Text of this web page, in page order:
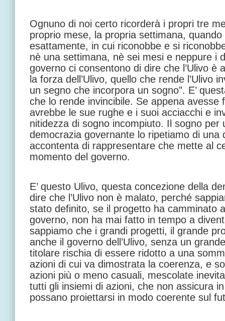
Ognuno di noi certo ricorderà i propri tre
proprio mese, la propria settimana,
esattamente, in cui riconobbe e si
nè una settimana, nè sei mesi e neppure i
governo ci consentono di dire che l’Ulivo è
la forza dell’Ulivo, quello che rende l’Ulivo
un segno che incorpora un sogno”. E’
che lo rende invincibile. Se appena avesse
avrebbe le sue rughe e i suoi acciacchi e
nitidezza di sogno incompiuto. Il sogno per
democrazia governante lo ripetiamo di una
accontenta di rappresentare che mette al
momento del governo.
E’ questo Ulivo, questa concezione della
dire che l’Ulivo non è malato, perché
stato definito, se il progetto ha camminato
governo, non ha mai fatto in tempo a
sappiamo che i grandi progetti, il grande
anche il governo dell’Ulivo, senza un
titolare rischia di essere ridotto a una
azioni di cui va dimostrata la coerenza, e
azioni più o meno casuali, mescolate
tutti gli insiemi di azioni, che non assicura
possano proiettarsi in modo coerente sul